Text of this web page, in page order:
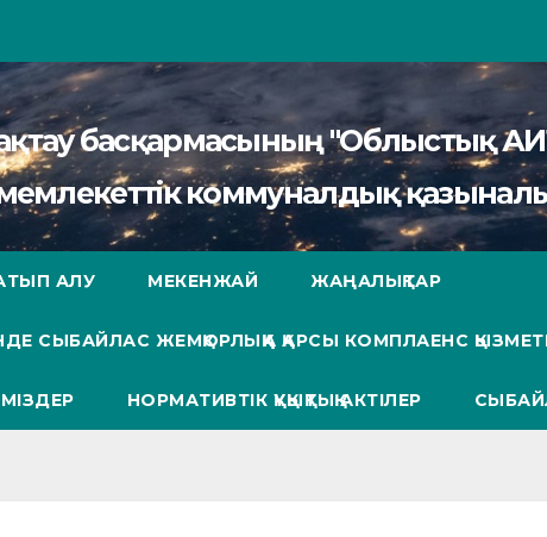
басқармасының "Облыстық
коммуналдық
АЛУ МЕКЕНЖАЙ ЖАҢАЛЫҚТАР
СЫБАЙЛАС ЖЕМҚОРЛЫҚҚА ҚАРСЫ КОМПЛАЕНС
НОРМАТИВТІК ҚҰҚЫҚТЫҚ АКТІЛЕР